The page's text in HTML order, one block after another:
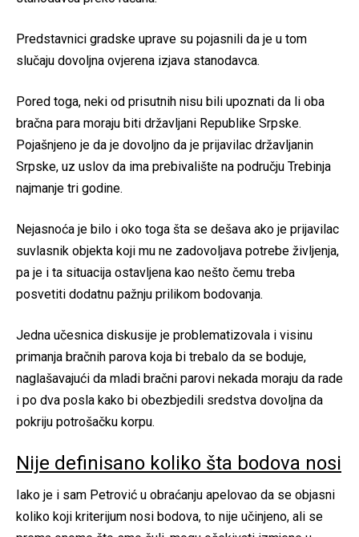
Predstavnici gradske uprave su pojasnili da je u tom
slučaju dovoljna ovjerena izjava stanodavca.
Pored toga, neki od prisutnih nisu bili upoznati da li oba
bračna para moraju biti državljani Republike Srpske.
Pojašnjeno je da je dovoljno da je prijavilac državljanin
Srpske, uz uslov da ima prebivalište na području Trebinja
najmanje tri godine.
Nejasnoća je bilo i oko toga šta se dešava ako je prijavilac
suvlasnik objekta koji mu ne zadovoljava potrebe življenja,
pa je i ta situacija ostavljena kao nešto čemu treba
posvetiti dodatnu pažnju prilikom bodovanja.
Jedna učesnica diskusije je problematizovala i visinu
primanja bračnih parova koja bi trebalo da se boduje,
naglašavajući da mladi bračni parovi nekada moraju da rade
i po dva posla kako bi obezbjedili sredstva dovoljna da
pokriju potrošačku korpu.
Nije definisano koliko šta bodova nosi
Iako je i sam Petrović u obraćanju apelovao da se objasni
koliko koji kriterijum nosi bodova, to nije učinjeno, ali se